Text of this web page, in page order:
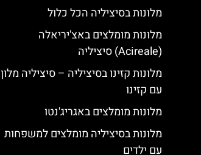
מלונות בסיציליה הכל כלול
מלונות מומלצים באצ'יריאלה
(Acireale) סיציליה
מלונות קזינו בסיציליה – סיציליה מלון
עם קזינו
מלונות מומלצים באגריג'נטו
מלונות בסיציליה מומלצים למשפחות
עם ילדים